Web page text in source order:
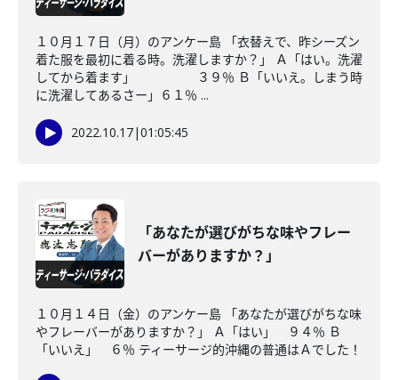
１０月１７日（月）のアンケー島 「衣替えで、昨シーズン
着た服を最初に着る時。洗濯しますか？」 Ａ「はい。洗濯
してから着ます」 ３９％ Ｂ「いいえ。しまう時
に洗濯してあるさー」６１％ ...
2022.10.17|01:05:45
「あなたが選びがちな味やフレー
バーがありますか？」
１０月１４日（金）のアンケー島 「あなたが選びがちな味
やフレーバーがありますか？」 Ａ「はい」 ９４％ Ｂ
「いいえ」 ６％ ティーサージ的沖縄の普通はＡでした！